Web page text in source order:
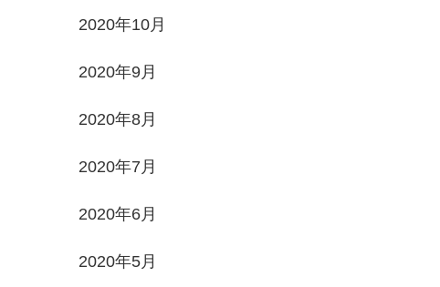
2020年10月
2020年9月
2020年8月
2020年7月
2020年6月
2020年5月